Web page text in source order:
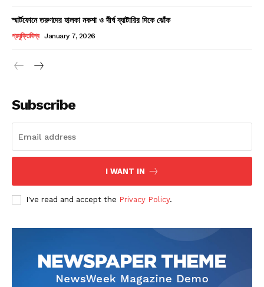
Company
About
Subscription Plans
My account
স্মার্টফোনে তরুণদের হালকা নকশা ও দীর্ঘ ব্যাটারির দিকে ঝোঁক
প্রযুক্তিবিশ্ব January 7, 2026
Subscribe
I WANT IN
I've read and accept the Privacy Policy.